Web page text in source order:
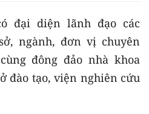
đại diện lãnh đạo các
ngành, đơn vị chuyên
đông đảo nhà khoa
đào tạo, viện nghiên cứu